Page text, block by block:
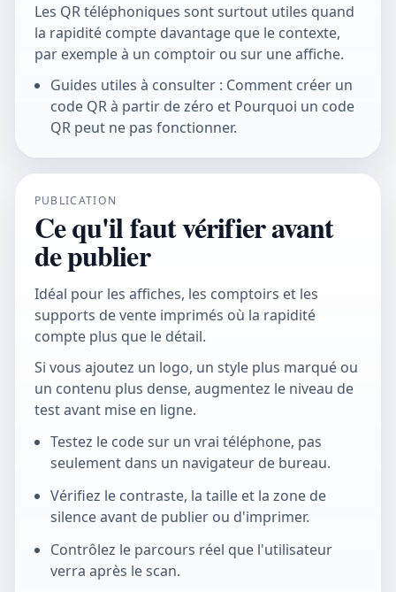
Les QR téléphoniques sont surtout utiles quand
la rapidité compte davantage que le contexte,
par exemple à un comptoir ou sur une affiche.
Guides utiles à consulter : Comment créer un
code QR à partir de zéro et Pourquoi un code
QR peut ne pas fonctionner.
PUBLICATION
Ce qu'il faut vérifier avant
de publier
Idéal pour les affiches, les comptoirs et les
supports de vente imprimés où la rapidité
compte plus que le détail.
Si vous ajoutez un logo, un style plus marqué ou
un contenu plus dense, augmentez le niveau de
test avant mise en ligne.
Testez le code sur un vrai téléphone, pas
seulement dans un navigateur de bureau.
Vérifiez le contraste, la taille et la zone de
silence avant de publier ou d'imprimer.
Contrôlez le parcours réel que l'utilisateur
verra après le scan.